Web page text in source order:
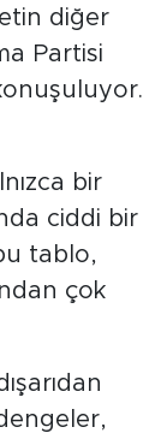
diğer
Partisi
bir
ciddi bir
tablo,
çok